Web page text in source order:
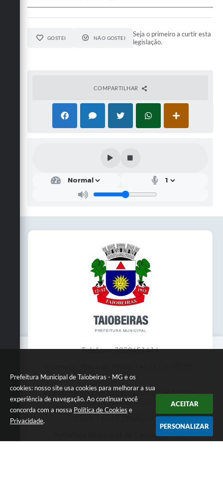
Prefeitura Municipal de Taiobeiras - MG e os
cookies: nosso site usa cookies para melhorar a sua
experiência de navegação. Ao continuar você
concorda com a nossa Política de Cookies e
Privacidade.
ACEITAR
PERSONALIZAR
GOSTEI NÃO GOSTEI
Seja o primeiro a curtir esta
legislação.
COMPARTILHAR
Telefone: 3838451414
000
Atendimento presencial das 07:00 às 11:00 e
das 13:00 às 17:00
CNPJ: 18.017.384/0001-10
Prefeitura Municipal de Taiobeiras - MG